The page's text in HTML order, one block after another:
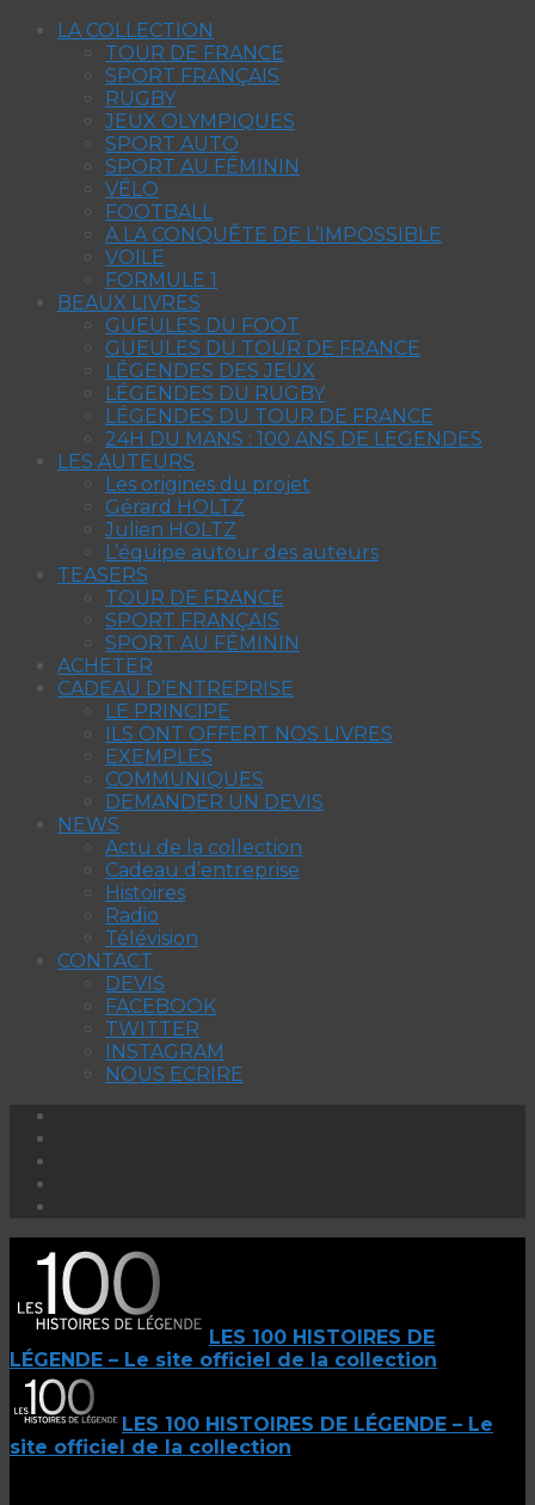
LA COLLECTION
TOUR DE FRANCE
SPORT FRANÇAIS
RUGBY
JEUX OLYMPIQUES
SPORT AUTO
SPORT AU FÉMININ
VÉLO
FOOTBALL
A LA CONQUÊTE DE L’IMPOSSIBLE
VOILE
FORMULE 1
BEAUX LIVRES
GUEULES DU FOOT
GUEULES DU TOUR DE FRANCE
LÉGENDES DES JEUX
LÉGENDES DU RUGBY
LÉGENDES DU TOUR DE FRANCE
24H DU MANS : 100 ANS DE LEGENDES
LES AUTEURS
Les origines du projet
Gérard HOLTZ
Julien HOLTZ
L’équipe autour des auteurs
TEASERS
TOUR DE FRANCE
SPORT FRANÇAIS
SPORT AU FÉMININ
ACHETER
CADEAU D’ENTREPRISE
LE PRINCIPE
ILS ONT OFFERT NOS LIVRES
EXEMPLES
COMMUNIQUES
DEMANDER UN DEVIS
NEWS
Actu de la collection
Cadeau d’entreprise
Histoires
Radio
Télévision
CONTACT
DEVIS
FACEBOOK
TWITTER
INSTAGRAM
NOUS ECRIRE
LES 100 HISTOIRES DE
LÉGENDE – Le site officiel de la collection
LES 100 HISTOIRES DE LÉGENDE – Le
site officiel de la collection